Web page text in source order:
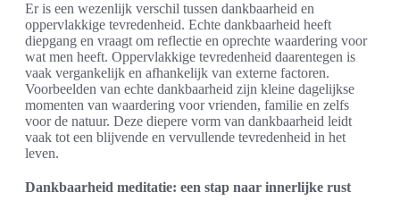
Er is een wezenlijk verschil tussen dankbaarheid en
oppervlakkige tevredenheid. Echte dankbaarheid heeft
diepgang en vraagt om reflectie en oprechte waardering voor
wat men heeft. Oppervlakkige tevredenheid daarentegen is
vaak vergankelijk en afhankelijk van externe factoren.
Voorbeelden van echte dankbaarheid zijn kleine dagelijkse
momenten van waardering voor vrienden, familie en zelfs
voor de natuur. Deze diepere vorm van dankbaarheid leidt
vaak tot een blijvende en vervullende tevredenheid in het
leven.
Dankbaarheid meditatie: een stap naar innerlijke rust